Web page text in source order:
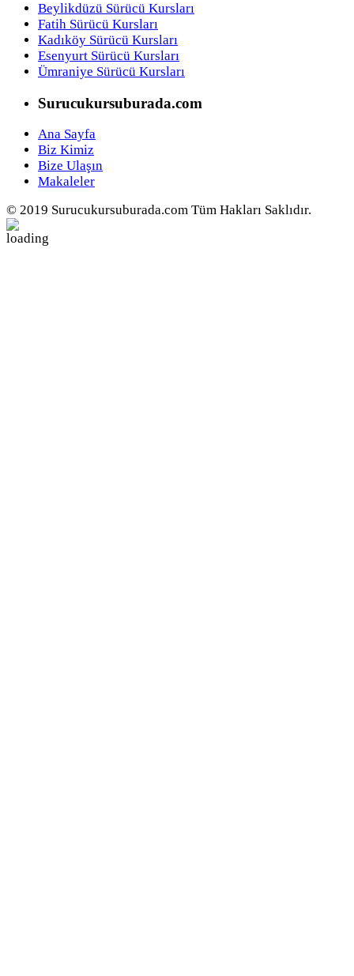
Beylikdüzü Sürücü Kursları
Fatih Sürücü Kursları
Kadıköy Sürücü Kursları
Esenyurt Sürücü Kursları
Ümraniye Sürücü Kursları
Surucukursuburada.com
Ana Sayfa
Biz Kimiz
Bize Ulaşın
Makaleler
© 2019 Surucukursuburada.com Tüm Hakları Saklıdır.